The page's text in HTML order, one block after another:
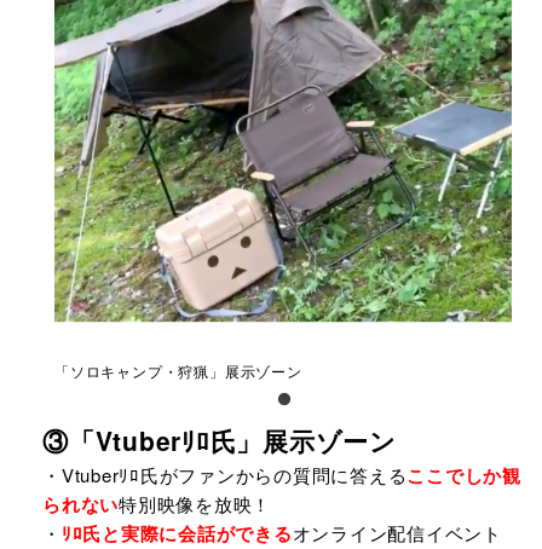
「ソロキャンプ・狩猟」展示ゾーン
③「Vtuberﾘﾛ氏」展示ゾーン
・Vtuberﾘﾛ氏がファンからの質問に答えるここでしか観
られない特別映像を放映！
・ ﾘﾛ氏と実際に会話ができるオンライン配信イベント